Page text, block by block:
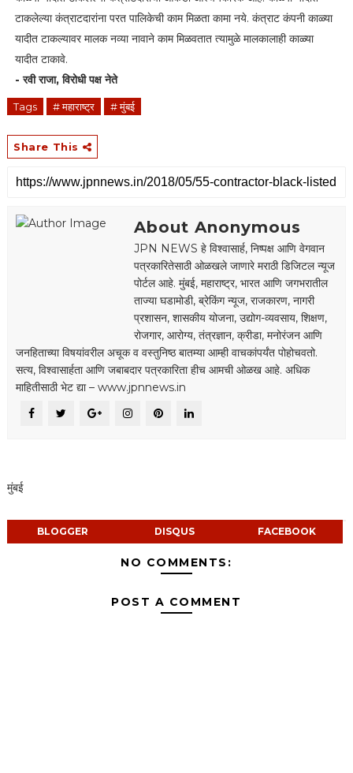
टाकलेल्या कंत्राटदारांना परत पालिकेची काम मिळता कामा नये. कंत्राट कंपनी काळ्या
यादीत टाकल्यावर मालक नव्या नावाने काम मिळवतात त्यामुळे मालकालाही काळ्या
यादीत टाकावे.
- रवी राजा, विरोधी पक्ष नेते
Tags # महाराष्ट्र # मुंबई
Share This
About Anonymous
JPN NEWS हे विश्वासार्ह, निष्पक्ष आणि वेगवान
पत्रकारितेसाठी ओळखले जाणारे मराठी डिजिटल न्यूज
पोर्टल आहे. मुंबई, महाराष्ट्र, भारत आणि जगभरातील
ताज्या घडामोडी, ब्रेकिंग न्यूज, राजकारण, नागरी
प्रशासन, शासकीय योजना, उद्योग-व्यवसाय, शिक्षण,
रोजगार, आरोग्य, तंत्रज्ञान, क्रीडा, मनोरंजन आणि
जनहिताच्या विषयांवरील अचूक व वस्तुनिष्ठ बातम्या आम्ही वाचकांपर्यंत पोहोचवतो.
सत्य, विश्वासार्हता आणि जबाबदार पत्रकारिता हीच आमची ओळख आहे. अधिक
माहितीसाठी भेट द्या – www.jpnnews.in
मुंबई
BLOGGER DISQUS FACEBOOK
NO COMMENTS:
POST A COMMENT